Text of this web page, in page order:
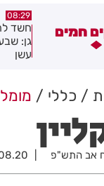
חמים
ברמת
משאיפת
05:43
הסוף
כללי
אב התש"פ | 14:17